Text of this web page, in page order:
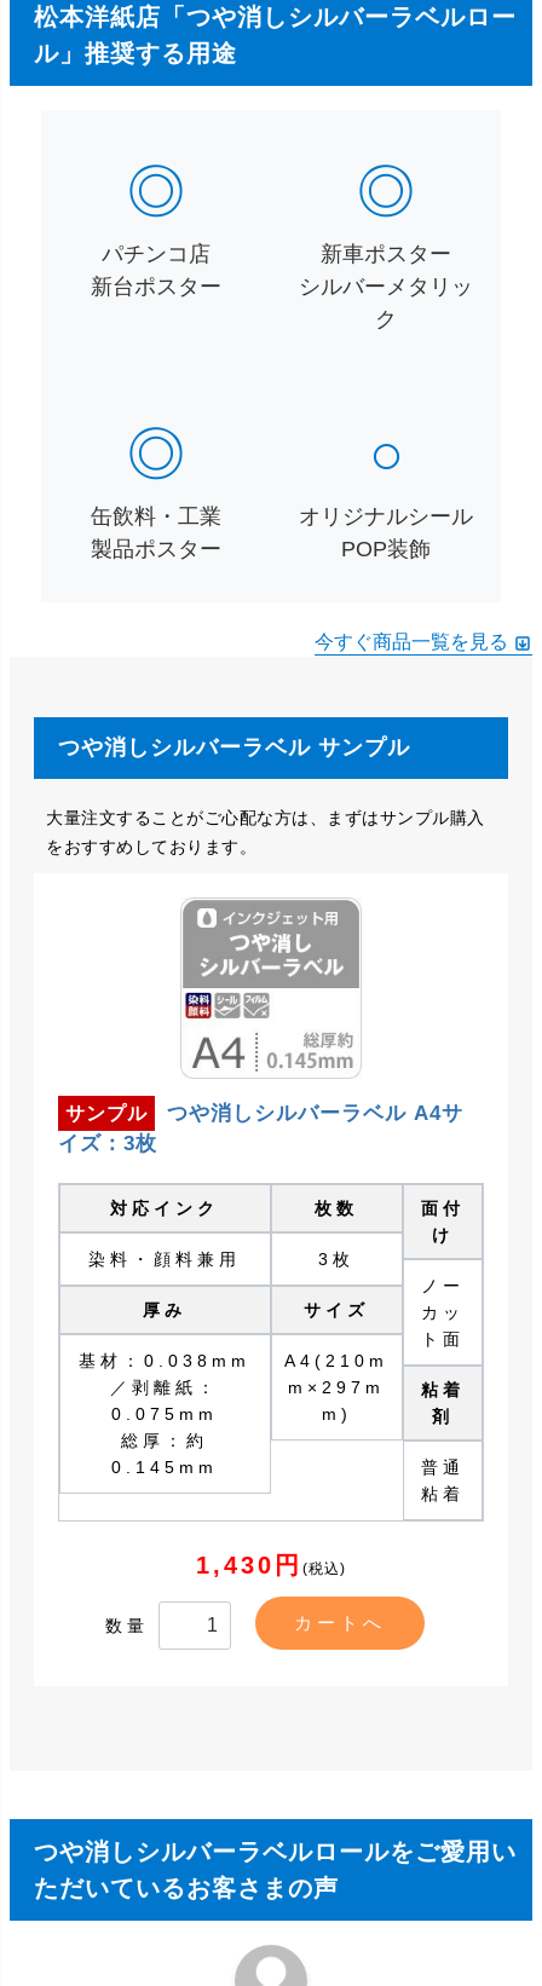
松本洋紙店「つや消しシルバーラベルロー
ル」推奨する用途
◎
パチンコ店
新台ポスター
◎
新車ポスター
シルバーメタリッ
ク
◎
缶飲料・工業
製品ポスター
○
オリジナルシール
POP装飾
今すぐ商品一覧を見る
つや消しシルバーラベル サンプル
大量注文することがご心配な方は、まずはサンプル購入
をおすすめしております。
サンプル
つや消しシルバーラベル A4サ
イズ：3枚
対応インク
染料・顔料兼用
厚み
基材：0.038mm
／剥離紙：
0.075mm
総厚：約
0.145mm
枚数
3枚
サイズ
A4(210m
m×297m
m)
面付
け
ノー
カッ
ト面
粘着
剤
普通
粘着
1,430円 (税込)
数量
つや消しシルバーラベルロールをご愛用い
ただいているお客さまの声